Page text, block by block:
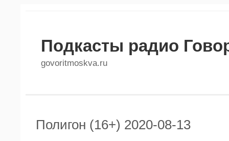
Подкасты радио
govoritmoskva.ru
Полигон (16+) 2020-08-13